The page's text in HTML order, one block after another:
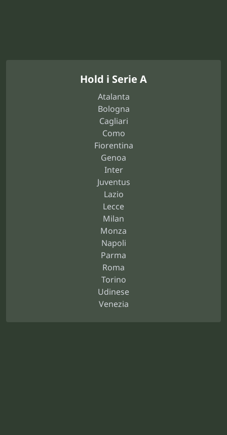
Hold i Serie A
Atalanta
Bologna
Cagliari
Como
Fiorentina
Genoa
Inter
Juventus
Lazio
Lecce
Milan
Monza
Napoli
Parma
Roma
Torino
Udinese
Venezia